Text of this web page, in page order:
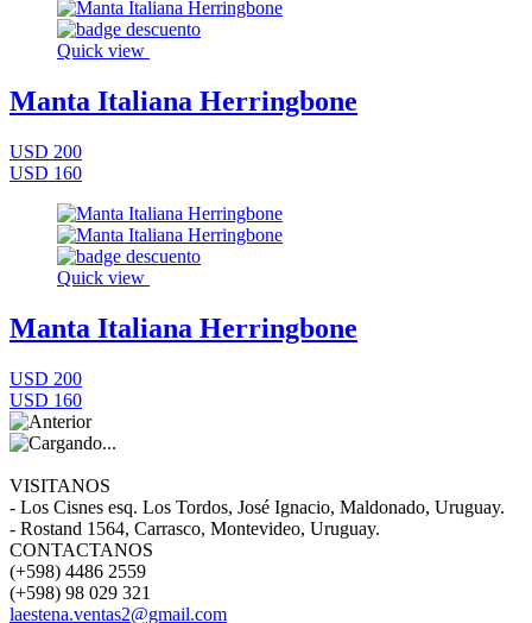
Quick view
Manta Italiana Herringbone
USD 200
USD 160
Quick view
Manta Italiana Herringbone
USD 200
USD 160
VISITANOS
- Los Cisnes esq. Los Tordos, José Ignacio, Maldonado, Uruguay.
- Rostand 1564, Carrasco, Montevideo, Uruguay.
CONTACTANOS
(+598) 4486 2559
(+598) 98 029 321
laestena.ventas2@gmail.com